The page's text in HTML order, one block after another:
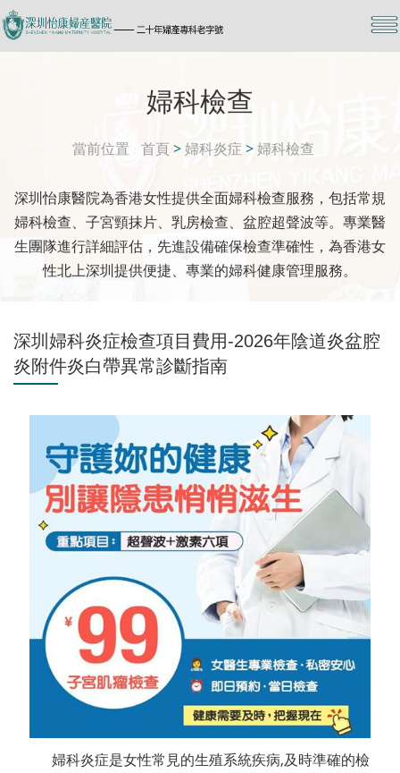
婦科檢查
當前位置 首頁 >婦科炎症 >婦科檢查
深圳怡康醫院為香港女性提供全面婦科檢查服務，包括常規
婦科檢查、子宮頸抹片、乳房檢查、盆腔超聲波等。專業醫
生團隊進行詳細評估，先進設備確保檢查準確性，為香港女
性北上深圳提供便捷、專業的婦科健康管理服務。
深圳婦科炎症檢查項目費用-2026年陰道炎盆腔
炎附件炎白帶異常診斷指南
婦科炎症是女性常見的生殖系統疾病,及時準確的檢